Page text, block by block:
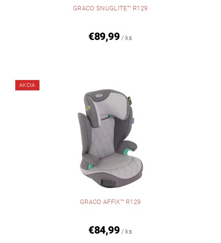
GRACO SNUGLITE™ R129
€89,99 / ks
AKCIA
GRACO AFFIX™ R129
€84,99 / ks